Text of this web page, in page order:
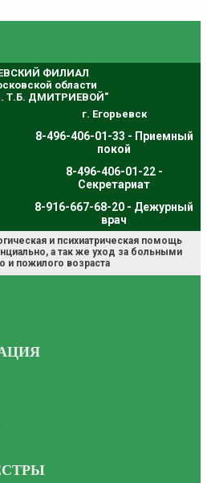
ФИЛИАЛ
области
Т.Б. ДМИТРИЕВОЙ"
г. Егорьевск
8-496-406-01-33 - Приемный
покой
8-496-406-01-22 -
Секретариат
8-916-667-68-20 - Дежурный
врач
и психиатрическая помощь
а так же уход за больными
и пожилого возраста